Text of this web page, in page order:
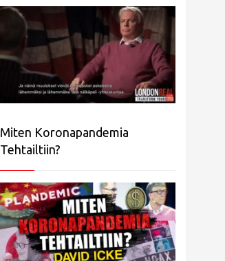
Miten Koronapandemia
Tehtailtiin?